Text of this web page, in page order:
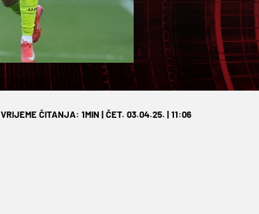
VRIJEME ČITANJA: 1MIN | ČET. 03.04.25. | 11:06